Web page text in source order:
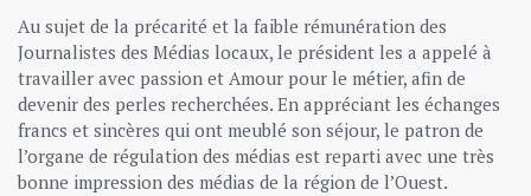
Au sujet de la précarité et la faible rémunération des
Journalistes des Médias locaux, le président les a appelé à
travailler avec passion et Amour pour le métier, afin de
devenir des perles recherchées. En appréciant les échanges
francs et sincères qui ont meublé son séjour, le patron de
l’organe de régulation des médias est reparti avec une très
bonne impression des médias de la région de l’Ouest.